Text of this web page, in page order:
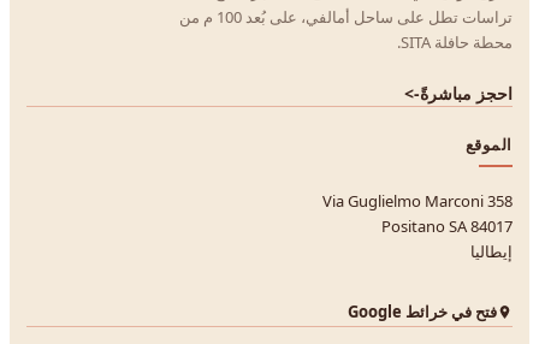
تراسات تطل على ساحل أمالفي، على بُعد 100 م من
محطة حافلة SITA.
احجز مباشرةً->
الموقع
Via Guglielmo Marconi 358
84017 Positano SA
إيطاليا
فتح في خرائط Google